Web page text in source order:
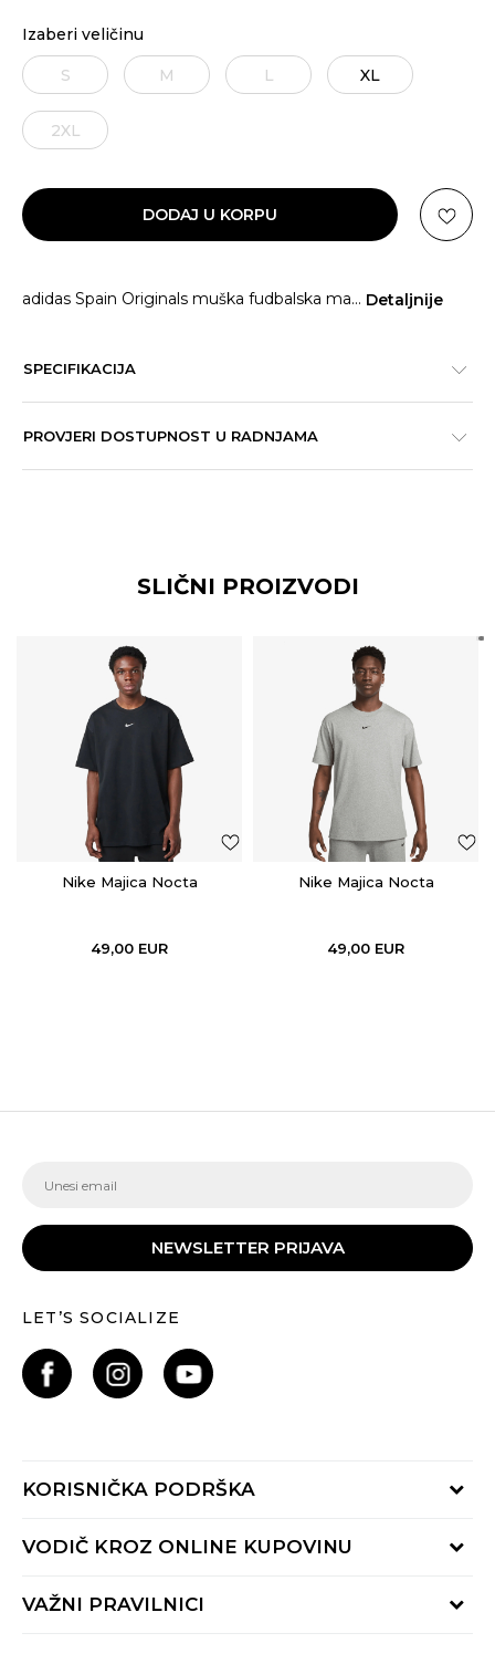
Izaberi veličinu
S M L XL
2XL
DODAJ U KORPU
adidas Spain Originals muška fudbalska ma... Detaljnije
SPECIFIKACIJA
PROVJERI DOSTUPNOST U RADNJAMA
SLIČNI PROIZVODI
Nike Majica Nocta
49,00 EUR
Nike Majica Nocta
49,00 EUR
NEWSLETTER PRIJAVA
LET’S SOCIALIZE
KORISNIČKA PODRŠKA
Provjeri status porudžbine
Radno vrijeme 9-16h
VODIČ KROZ ONLINE KUPOVINU
Načini isporuke
VAŽNI PRAVILNICI